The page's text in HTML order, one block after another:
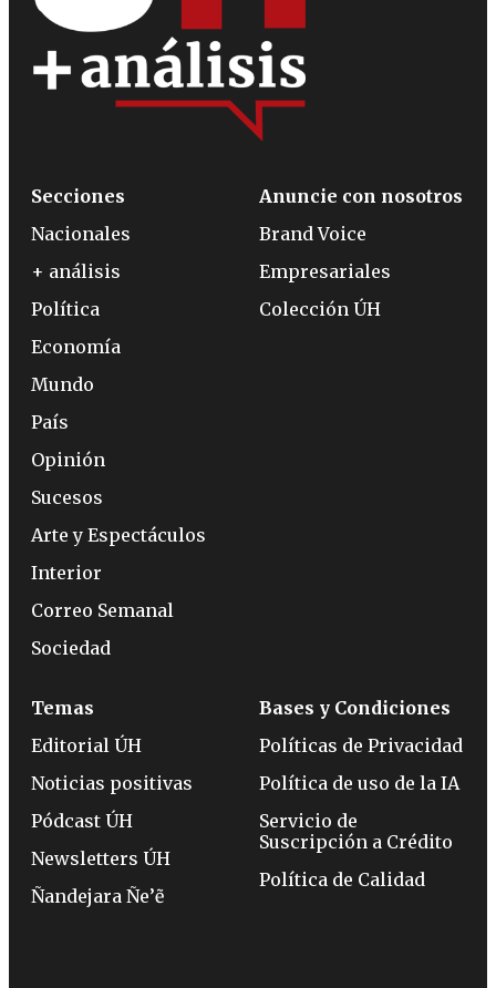
Secciones
Nacionales
+ análisis
Política
Economía
Mundo
País
Opinión
Sucesos
Arte y Espectáculos
Interior
Correo Semanal
Sociedad
Anuncie con nosotros
Brand Voice
Empresariales
Colección ÚH
Temas
Editorial ÚH
Noticias positivas
Pódcast ÚH
Newsletters ÚH
Ñandejara Ñe’ẽ
Bases y Condiciones
Políticas de Privacidad
Política de uso de la IA
Servicio de
Suscripción a Crédito
Política de Calidad